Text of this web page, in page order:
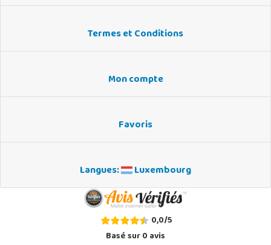
Termes et Conditions
Mon compte
Favoris
Langues: Luxembourg
0,0/5
Basé sur0avis